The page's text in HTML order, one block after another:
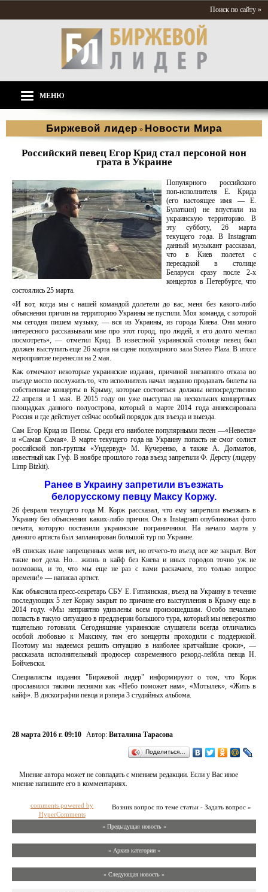
Поиск по сайту »
МЕНЮ
Биржевой лидер » Новости Мира
Российский певец Егор Крид стал персоной нон
грата в Украине
Популярного российского
поп-исполнителя Е. Крида
(его настоящее имя — Е.
Булаткин) не впустили на
украинскую территорию. В
эту субботу, 26 марта
текущего года. В Instagram
данный музыкант рассказал,
что в Киев полетел с
пересадкой в столице
Беларуси сразу после 2-х
концертов в Петербурге, что
состоялись 25 марта.
«И вот, когда мы с нашей командой долетели до вас, меня без какого-либо
объяснения причин на территорию Украины не пустили. Моя команда, с которой
мы сегодня пишем музыку, — вся из Украины, из города Киева. Они много
интересного рассказывали мне про этот город, про людей, я его долго мечтал
посмотреть», — отметил Крид. В известной украинской столице певец был
должен выступить еще 26 марта на сцене популярного зала Stereo Plaza. В итоге
мероприятие перенесли на 2 мая.
Как отмечают некоторые украинские издания, причиной внезапного отказа во
въезде могло послужить то, что исполнитель начал недавно продавать билеты на
собственные концерты в Крыму, которые состояться должны непосредственно
22 апреля и 1 мая. В 2015 году он уже выступал на нескольких концертных
площадках данного полуострова, который в марте 2014 года аннексировала
Россия и где действует сейчас особый порядок для въезда и выезда.
Сам Егор Крид из Пензы. Среди его наиболее популярными песен —«Невеста»
и «Самая Самая». В марте текущего года на Украину попасть не смог солист
российской поп-группы «Ундервуд» М. Кучеренко, а также А. Долматов,
известный как Гуф. В ноябре прошлого года въезд запретили Ф. Дерсту (лидеру
Limp Bizkit).
Ранее в Украину запретили въезжать
белорусскому певцу Максу Коржу.
26 февраля текущего года М. Корж рассказал, что ему запретили въезжать в
Украину без объяснения каких-либо причин. Он в Instagram опубликовал фото
печати, которую поставили украинские пограничники. На начало марта у
данного артиста был запланирован большой тур по Украине.
«В списках ныне запрещенных меня нет, но отчего-то въезд все же закрыт. Вот
такие вот дела. Но... жизнь в кайф без Киева и иных городов точно уж не
возможна, и то, что мы еще не раз с вами раскачаем, это только вопрос
времени!» — написал артист.
Как объяснила пресс-секретарь СБУ Е. Гитлянская, въезд на Украину в течение
последующих 5 лет Коржу закрыт по причине его выступления в Крыму еще в
2014 году. «Мы неприятно удивлены всем произошедшим. Особо печально
попасть в такую ситуацию в преддверии большого тура, который мы невероятно
тщательно готовили. Сегодняшние украинские слушатели всегда отличались
особой любовью к Максиму, там его концерты проходили с поддержкой.
Поэтому мы надеемся решить ситуацию в наиболее кратчайшие сроки», —
рассказала исполнительный продюсер современного рекорд-лейбла певца Н.
Бойчевски.
Специалисты издания "Биржевой лидер" информируют о том, что Корж
прославился такими песнями как «Небо поможет нам», «Мотылек», «Жить в
кайф». В дискографии певца и рэпера 3 студийных альбома.
28 марта 2016 г. 09:10 Автор: Виталина Тарасова
Поделиться…
Мнение автора может не совпадать с мнением редакции. Если у Вас иное
мнение напишите его в комментариях.
Возник вопрос по теме статьи - Задать вопрос »
comments powered by
HyperComments
« Предыдущая новость «
» Архив категории «
» Следующая новость »